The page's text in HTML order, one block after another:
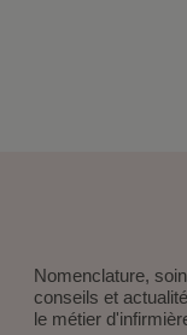
Nomenclature,
conseils et
le métier